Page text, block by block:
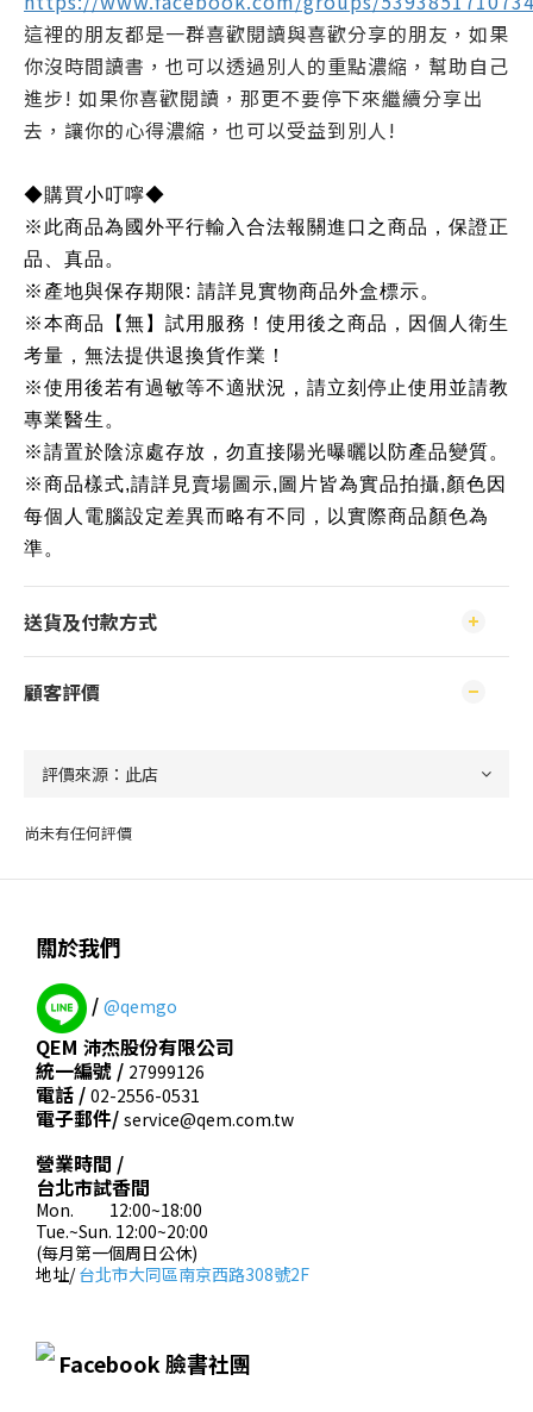
這裡的朋友都是一群喜歡閱讀與喜歡分享的朋友，如果
你沒時間讀書，也可以透過別人的重點濃縮，幫助自己
進步! 如果你喜歡閱讀，那更不要停下來繼續分享出
去，讓你的心得濃縮，也可以受益到別人!
◆購買小叮嚀◆
※此商品為國外平行輸入合法報關進口之商品，保證正
品、真品。
※產地與保存期限: 請詳見實物商品外盒標示。
※本商品【無】試用服務！使用後之商品，因個人衛生
考量，無法提供退換貨作業！
※使用後若有過敏等不適狀況，請立刻停止使用並請教
專業醫生。
※請置於陰涼處存放，勿直接陽光曝曬以防產品變質。
※商品樣式,請詳見賣場圖示,圖片皆為實品拍攝,顏色因
每個人電腦設定差異而略有不同，以實際商品顏色為
準。
送貨及付款方式
顧客評價
尚未有任何評價
關於我們
/ @qemgo
QEM 沛杰股份有限公司
統一編號 / 27999126
電話 / 02-2556-0531
電子郵件/ service@qem.com.tw
營業時間 /
台北市試香間
Mon. 12:00~18:00
Tue.~Sun. 12:00~20:00
(每月第一個周日公休)
地址/台北市大同區南京西路308號2F
Facebook 臉書社團